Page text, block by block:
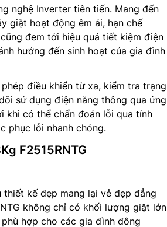
nghệ Inverter tiên tiến. Mang đến
giặt hoạt động êm ái, hạn chế
đem tới hiệu quả tiết kiệm điện
hưởng đến sinh hoạt của gia đình
phép điều khiển từ xa, kiểm tra trạng
sử dụng điện năng thông qua ứng
khi có thể chẩn đoán lỗi qua tính
phục lỗi nhanh chóng.
F2515RNTG
thiết kế đẹp mang lại vẻ đẹp đẳng
không chỉ có khối lượng giặt lớn
hợp cho các gia đình đông